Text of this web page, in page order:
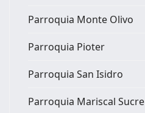
Parroquia Monte Olivo
Parroquia Pioter
Parroquia San Isidro
Parroquia Mariscal Sucre